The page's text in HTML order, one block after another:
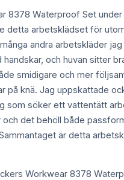
8378 Waterproof Set
detta arbetsklädset för
andra arbetskläder
och huvan sitter
smidigare och mer
på knä. Jag uppskattade
som söker ett vattentätt
det behöll både
är detta
Workwear 8378